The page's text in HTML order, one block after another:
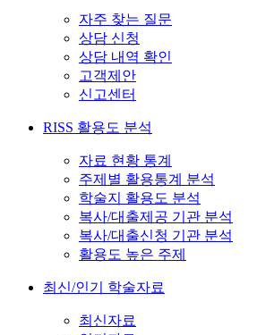
자주 찾는 질문
상담 신청
상담 내역 확인
고객제안
신고센터
RISS 활용도 분석
자료 현황 통계
주제별 활용통계 분석
학술지 활용도 분석
복사/대출제공 기관 분석
복사/대출신청 기관 분석
활용도 높은 주제
최신/인기 학술자료
최신자료